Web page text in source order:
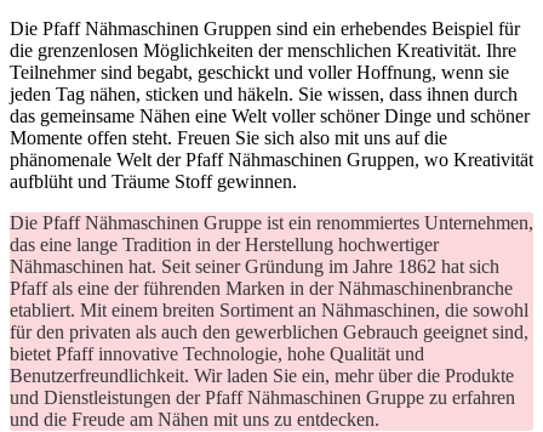
Die Pfaff Nähmaschinen Gruppen sind ein erhebendes Beispiel für
die grenzenlosen Möglichkeiten der menschlichen Kreativität. Ihre
Teilnehmer sind begabt, geschickt und voller Hoffnung, wenn sie
jeden Tag nähen, sticken und häkeln. Sie wissen, dass ihnen durch
das gemeinsame Nähen eine Welt voller schöner Dinge und schöner
Momente offen steht. Freuen Sie sich also mit uns auf die
phänomenale Welt der Pfaff Nähmaschinen Gruppen, wo Kreativität
aufblüht und Träume Stoff gewinnen.
Die Pfaff Nähmaschinen Gruppe ist ein renommiertes Unternehmen,
das eine lange Tradition in der Herstellung hochwertiger
Nähmaschinen hat. Seit seiner Gründung im Jahre 1862 hat sich
Pfaff als eine der führenden Marken in der Nähmaschinenbranche
etabliert. Mit einem breiten Sortiment an Nähmaschinen, die sowohl
für den privaten als auch den gewerblichen Gebrauch geeignet sind,
bietet Pfaff innovative Technologie, hohe Qualität und
Benutzerfreundlichkeit. Wir laden Sie ein, mehr über die Produkte
und Dienstleistungen der Pfaff Nähmaschinen Gruppe zu erfahren
und die Freude am Nähen mit uns zu entdecken.